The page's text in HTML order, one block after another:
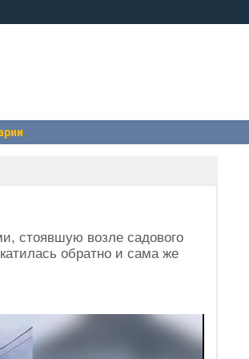
стоявшую возле садового
обратно и сама же